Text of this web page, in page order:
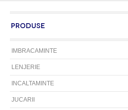
PRODUSE
IMBRACAMINTE
LENJERIE
INCALTAMINTE
JUCARII